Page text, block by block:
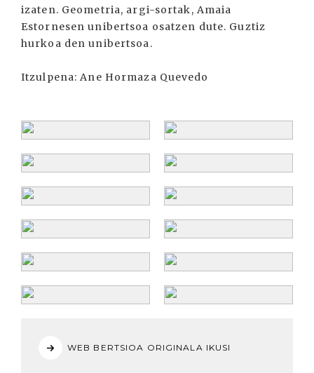
izaten. Geometria, argi-sortak, Amaia
Estornesen unibertsoa osatzen dute. Guztiz
hurkoa den unibertsoa.
Itzulpena: Ane Hormaza Quevedo
WEB BERTSIOA ORIGINALA IKUSI